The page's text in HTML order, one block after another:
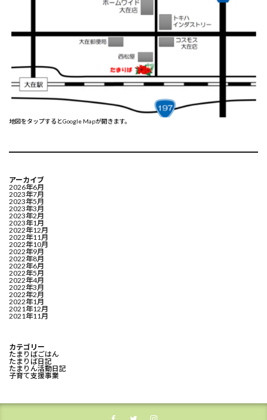
地図をタップするとGoogle Mapが開きます。
アーカイブ
2026年6月
2023年7月
2023年5月
2023年3月
2023年2月
2023年1月
2022年12月
2022年11月
2022年10月
2022年9月
2022年8月
2022年6月
2022年5月
2022年4月
2022年3月
2022年2月
2022年1月
2021年12月
2021年11月
カテゴリー
たまりばごはん
たまりば日記
たまりん活動日記
子育て支援事業